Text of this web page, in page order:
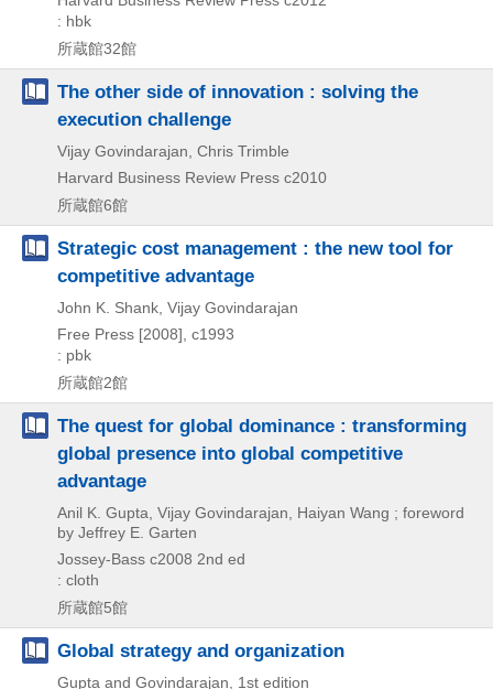
: hbk
所蔵館32館
The other side of innovation : solving the
execution challenge
Vijay Govindarajan, Chris Trimble
Harvard Business Review Press c2010
所蔵館6館
Strategic cost management : the new tool for
competitive advantage
John K. Shank, Vijay Govindarajan
Free Press [2008], c1993
: pbk
所蔵館2館
The quest for global dominance : transforming
global presence into global competitive
advantage
Anil K. Gupta, Vijay Govindarajan, Haiyan Wang ; foreword
by Jeffrey E. Garten
Jossey-Bass c2008 2nd ed
: cloth
所蔵館5館
Global strategy and organization
Gupta and Govindarajan, 1st edition